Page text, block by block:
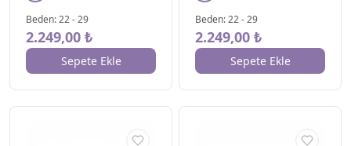
25 26
26 7
Beden:22-29
2.249,00 ₺
Sepete Ekle
Beden:22-29
2.249,00 ₺
Sepete Ekle